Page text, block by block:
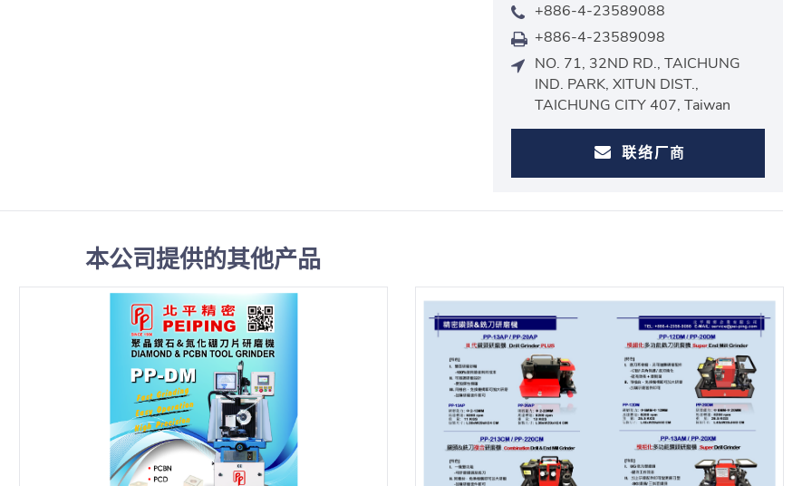
+886-4-23589088
+886-4-23589098
NO. 71, 32ND RD., TAICHUNG
IND. PARK, XITUN DIST.,
TAICHUNG CITY 407, Taiwan
联络厂商
本公司提供的其他产品